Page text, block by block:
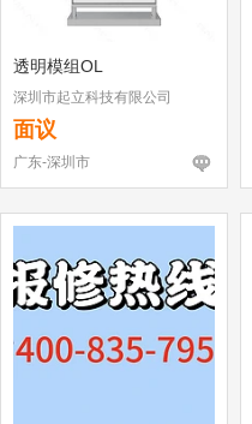
透明模组OL
深圳市起立科技有限公司
面议
广东-深圳市